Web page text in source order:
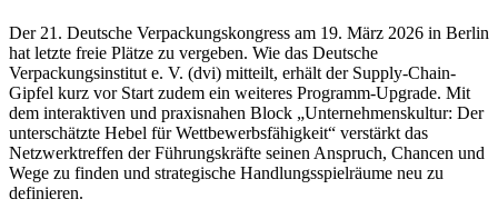
Der 21. Deutsche Verpackungskongress am 19. März 2026 in Berlin
hat letzte freie Plätze zu vergeben. Wie das Deutsche
Verpackungsinstitut e. V. (dvi) mitteilt, erhält der Supply-Chain-
Gipfel kurz vor Start zudem ein weiteres Programm-Upgrade. Mit
dem interaktiven und praxisnahen Block „Unternehmenskultur: Der
unterschätzte Hebel für Wettbewerbsfähigkeit“ verstärkt das
Netzwerktreffen der Führungskräfte seinen Anspruch, Chancen und
Wege zu finden und strategische Handlungsspielräume neu zu
definieren.